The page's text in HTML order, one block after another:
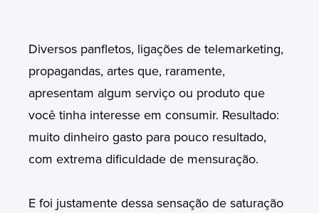
Diversos panfletos, ligações de telemarketing,
propagandas, artes que, raramente,
apresentam algum serviço ou produto que
você tinha interesse em consumir. Resultado:
muito dinheiro gasto para pouco resultado,
com extrema dificuldade de mensuração.
E foi justamente dessa sensação de saturação